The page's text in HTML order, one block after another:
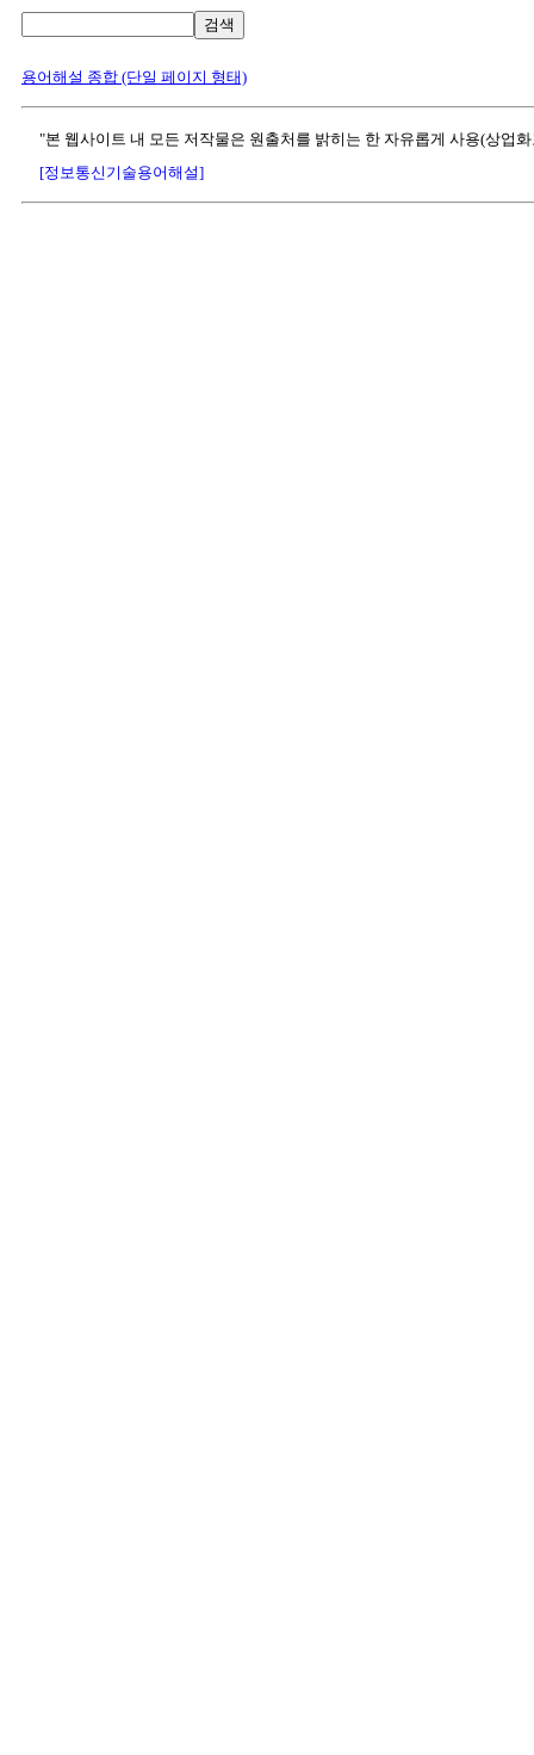
검색
용어해설 종합 (단일 페이지 형태)
"본 웹사이트 내 모든 저작물은 원출처를 밝히는 한 자유롭게 사용(상업
[정보통신기술용어해설]